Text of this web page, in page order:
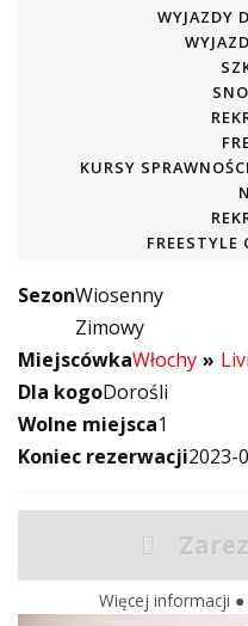
WYJAZDY
KURSY
SezonWiosenny
Zimowy
MiejscówkaWłochy
Dla kogoDorośli
Wolne miejsca1
Koniec rezerwacji2023-
Więcej informacji ●